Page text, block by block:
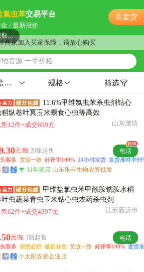
氯虫苯交易平台
/ 最新报价
去卖货
商家加入买家保障，请放心购买
地货源 一手价格
宁波市欧阳**老板50分钟前获取了报价
宁波市徐**老板14分钟前获取了报价
附近董**老板59分钟前获取了报价
品
购
宁波市姜**老板21分钟前获取了报价
购
附近何**老板3小时前获取了报价
附近胡**老板30分钟前获取了报价
商品
宁波市赵**老板9小时前看了商品
宁波市杨**老板25分钟前看了商品
附近韩**老板51分钟前询价供应商
宁波市姚**老板50分钟前获取了报价
甲维盐氯虫苯 规格 筛选
11.6%甲维氯虫苯杀虫剂钻心
稻纵卷叶冥玉米螟食心虫等高效
售12件+成交699元
山东潍坊
元/瓶 20瓶起售 电话
客多 货版一致 好评率100% 24小时发货 发货准时率
11年老店 山东乐丰生物农资批发
甲维盐氯虫苯甲酰胺铣胺水稻
叶虫蔬菜青虫玉米钻心虫农药杀虫剂
售62件+成交4397元
江苏新沂市
元/瓶 1瓶起售 电话
客多 假货必赔 破损补发 货版一致 好评率100% 发货
小太阳农资企业店